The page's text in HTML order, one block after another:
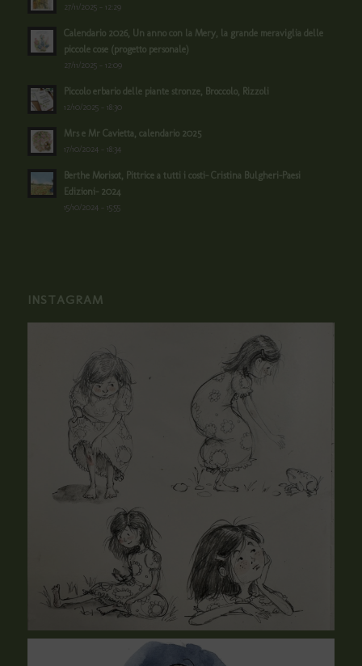
27/11/2025 - 12:29
Calendario 2026, Un anno con la Mery, la grande meraviglia delle
piccole cose (progetto personale)
27/11/2025 - 12:09
Piccolo erbario delle piante stronze, Broccolo, Rizzoli
12/10/2025 - 18:30
Mrs e Mr Cavietta, calendario 2025
17/10/2024 - 18:34
Berthe Morisot, Pittrice a tutti i costi- Cristina Bulgheri-Paesi
Edizioni- 2024
15/10/2024 - 15:55
INSTAGRAM